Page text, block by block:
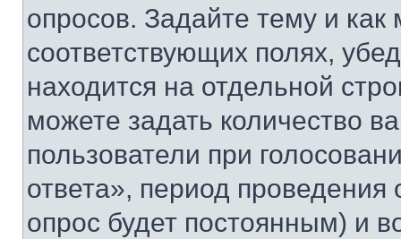
опросов. Задайте тему и
соответствующих полях,
находится на отдельной
можете задать количество
пользователи при
ответа», период проведения
опрос будет постоянным) и